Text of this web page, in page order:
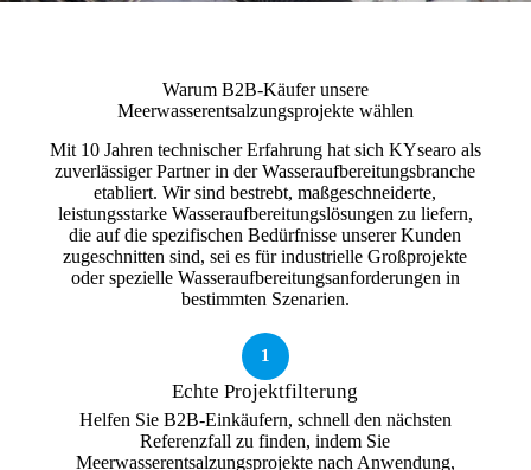
Warum B2B-Käufer unsere
Meerwasserentsalzungsprojekte wählen
Mit 10 Jahren technischer Erfahrung hat sich KYsearo als
zuverlässiger Partner in der Wasseraufbereitungsbranche
etabliert. Wir sind bestrebt, maßgeschneiderte,
leistungsstarke Wasseraufbereitungslösungen zu liefern,
die auf die spezifischen Bedürfnisse unserer Kunden
zugeschnitten sind, sei es für industrielle Großprojekte
oder spezielle Wasseraufbereitungsanforderungen in
bestimmten Szenarien.
1
Echte Projektfilterung
Helfen Sie B2B-Einkäufern, schnell den nächsten
Referenzfall zu finden, indem Sie
Meerwasserentsalzungsprojekte nach Anwendung,